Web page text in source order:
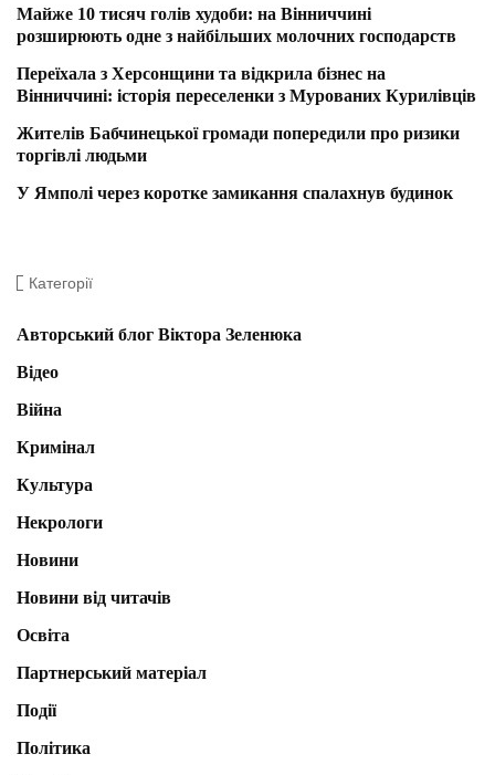
Майже 10 тисяч голів худоби: на Вінниччині
розширюють одне з найбільших молочних господарств
Переїхала з Херсонщини та відкрила бізнес на
Вінниччині: історія переселенки з Мурованих Курилівців
Жителів Бабчинецької громади попередили про ризики
торгівлі людьми
У Ямполі через коротке замикання спалахнув будинок
Категорії
Авторський блог Віктора Зеленюка
Відео
Війна
Кримінал
Культура
Некрологи
Новини
Новини від читачів
Освіта
Партнерський матеріал
Події
Політика